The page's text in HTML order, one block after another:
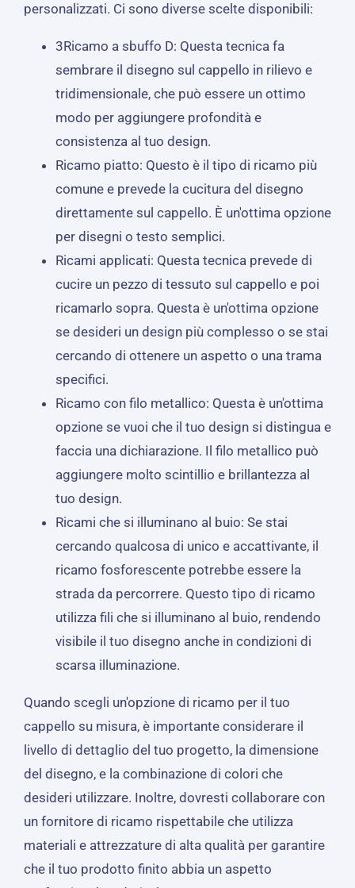
personalizzati. Ci sono diverse scelte disponibili:
3Ricamo a sbuffo D: Questa tecnica fa
sembrare il disegno sul cappello in rilievo e
tridimensionale, che può essere un ottimo
modo per aggiungere profondità e
consistenza al tuo design.
Ricamo piatto: Questo è il tipo di ricamo più
comune e prevede la cucitura del disegno
direttamente sul cappello. È un'ottima opzione
per disegni o testo semplici.
Ricami applicati: Questa tecnica prevede di
cucire un pezzo di tessuto sul cappello e poi
ricamarlo sopra. Questa è un'ottima opzione
se desideri un design più complesso o se stai
cercando di ottenere un aspetto o una trama
specifici.
Ricamo con filo metallico: Questa è un'ottima
opzione se vuoi che il tuo design si distingua e
faccia una dichiarazione. Il filo metallico può
aggiungere molto scintillio e brillantezza al
tuo design.
Ricami che si illuminano al buio: Se stai
cercando qualcosa di unico e accattivante, il
ricamo fosforescente potrebbe essere la
strada da percorrere. Questo tipo di ricamo
utilizza fili che si illuminano al buio, rendendo
visibile il tuo disegno anche in condizioni di
scarsa illuminazione.
Quando scegli un'opzione di ricamo per il tuo
cappello su misura, è importante considerare il
livello di dettaglio del tuo progetto, la dimensione
del disegno, e la combinazione di colori che
desideri utilizzare. Inoltre, dovresti collaborare con
un fornitore di ricamo rispettabile che utilizza
materiali e attrezzature di alta qualità per garantire
che il tuo prodotto finito abbia un aspetto